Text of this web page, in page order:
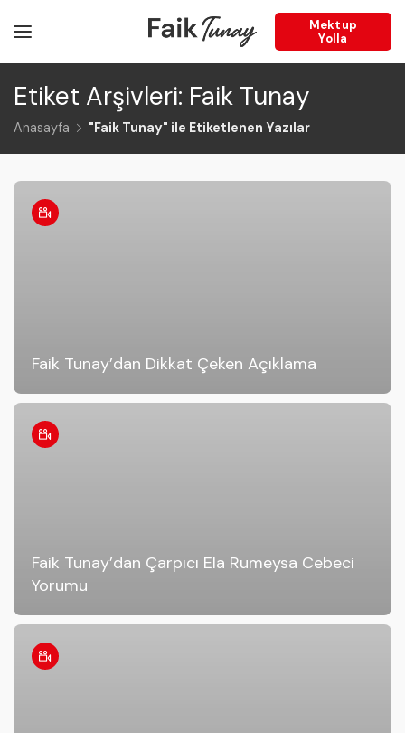
Mektup
Yolla
Etiket Arşivleri: Faik Tunay
Anasayfa "Faik Tunay" ile Etiketlenen Yazılar
Faik Tunay’dan Dikkat Çeken Açıklama
Faik Tunay’dan Çarpıcı Ela Rumeysa Cebeci
Yorumu